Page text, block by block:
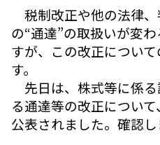
税制改正や他の法律
の“通達”の取扱いが変
すが、この改正につい
す。
先日は、株式等に係
る通達等の改正につい
公表されました。確認し